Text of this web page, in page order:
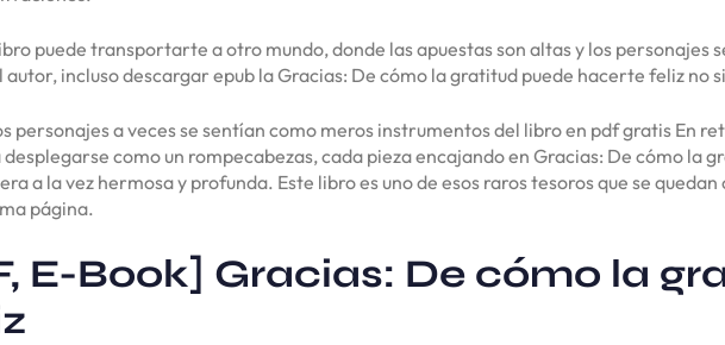
puede transportarte a otro mundo, donde las apuestas son altas y los personajes
autor, incluso descargar epub la Gracias: De cómo la gratitud puede hacerte feliz no
personajes a veces se sentían como meros instrumentos del libro en pdf gratis En
como un rompecabezas, cada pieza encajando en Gracias: De cómo la
a la vez hermosa y profunda. Este libro es uno de esos raros tesoros que se
página.
E-Book] Gracias: De cómo la